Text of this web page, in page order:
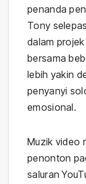
penanda
Tony
dalam
bersama
lebih yakin
penyanyi
emosional.
Muzik video
penonton
saluran